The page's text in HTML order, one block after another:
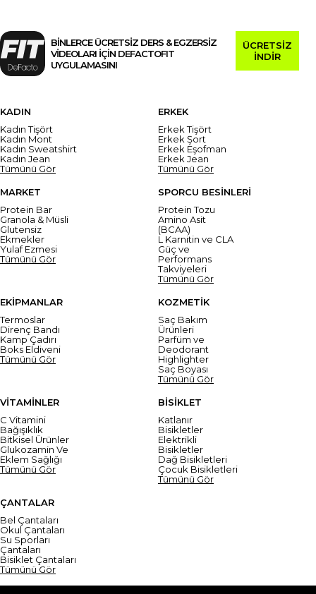
BİNLERCE ÜCRETSİZ DERS & EGZERSİZ
VİDEOLARI İÇİN DEFACTOFIT
UYGULAMASINI
ÜCRETSİZ
İNDİR
KADIN
Kadın Tişört
Kadın Mont
Kadın Sweatshirt
Kadın Jean
Tümünü Gör
ERKEK
Erkek Tişört
Erkek Şort
Erkek Eşofman
Erkek Jean
Tümünü Gör
MARKET
Protein Bar
Granola & Müsli
Glutensiz
Ekmekler
Yulaf Ezmesi
Tümünü Gör
SPORCU BESİNLERİ
Protein Tozu
Amino Asit
(BCAA)
L Karnitin ve CLA
Güç ve
Performans
Takviyeleri
Tümünü Gör
EKİPMANLAR
Termoslar
Direnç Bandı
Kamp Çadırı
Boks Eldiveni
Tümünü Gör
KOZMETİK
Saç Bakım
Ürünleri
Parfüm ve
Deodorant
Highlighter
Saç Boyası
Tümünü Gör
VİTAMİNLER
C Vitamini
Bağışıklık
Bitkisel Ürünler
Glukozamin Ve
Eklem Sağlığı
Tümünü Gör
BİSİKLET
Katlanır
Bisikletler
Elektrikli
Bisikletler
Dağ Bisikletleri
Çocuk Bisikletleri
Tümünü Gör
ÇANTALAR
Bel Çantaları
Okul Çantaları
Su Sporları
Çantaları
Bisiklet Çantaları
Tümünü Gör